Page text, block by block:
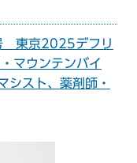
東京2025デフリ
マウンテンバイ
シスト、薬剤師・